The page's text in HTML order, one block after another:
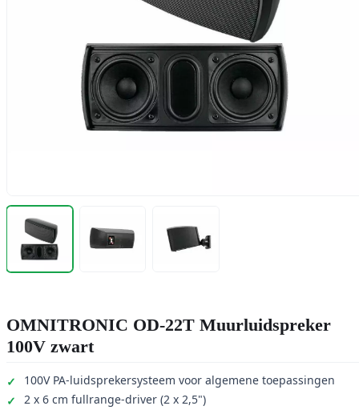
OMNITRONIC OD-22T Muurluidspreker
100V zwart
100V PA-luidsprekersysteem voor algemene toepassingen
2 x 6 cm fullrange-driver (2 x 2,5")